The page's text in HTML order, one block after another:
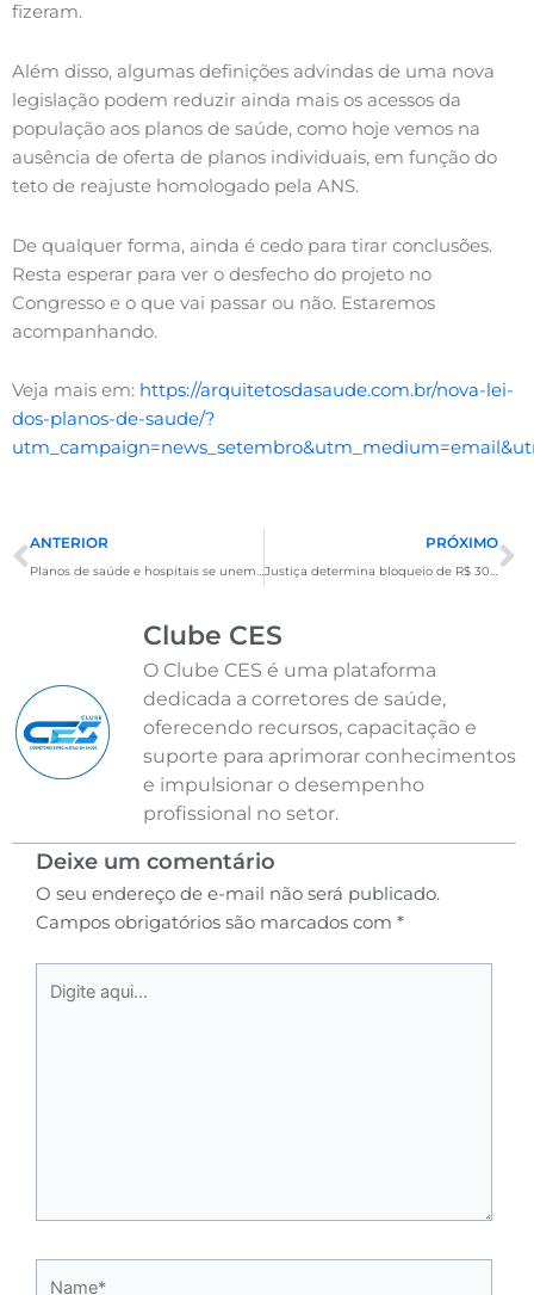
fizeram.
Além disso, algumas definições advindas de uma nova
legislação podem reduzir ainda mais os acessos da
população aos planos de saúde, como hoje vemos na
ausência de oferta de planos individuais, em função do
teto de reajuste homologado pela ANS.
De qualquer forma, ainda é cedo para tirar conclusões.
Resta esperar para ver o desfecho do projeto no
Congresso e o que vai passar ou não. Estaremos
acompanhando.
Veja mais em: https://arquitetosdasaude.com.br/nova-lei-
dos-planos-de-saude/?
ANTERIOR PRÓXIMO
Clube CES
O Clube CES é uma plataforma
dedicada a corretores de saúde,
oferecendo recursos, capacitação e
suporte para aprimorar conhecimentos
e impulsionar o desempenho
profissional no setor.
Deixe um comentário
O seu endereço de e-mail não será publicado.
Campos obrigatórios são marcados com *
aqui...